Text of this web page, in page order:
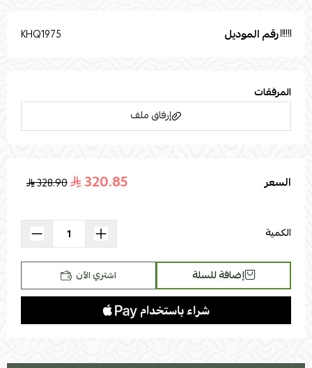
رقم الموديل KHQ1975
المرفقات
إرفاق ملف
اسحب و افلت الملف هنا
السعر 320.85
328.90
الكمية
إضافة للسلة اشتري الآن